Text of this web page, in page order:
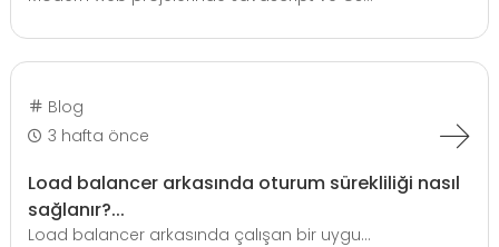
Blog
3 hafta önce
Load balancer arkasında oturum sürekliliği nasıl
sağlanır?...
Load balancer arkasında çalışan bir uygu...